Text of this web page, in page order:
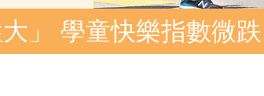
」 學童快樂指數微跌